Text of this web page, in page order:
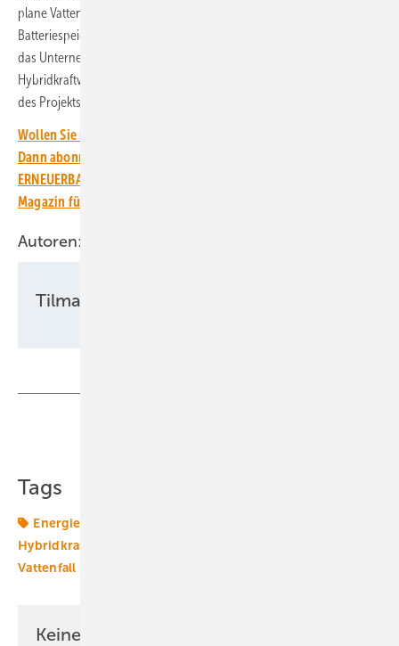
plane Vattenfall „insbesondere, Solarparks um zusätzliche
Batteriespeicher zu ergänzen“. Inwiefern beziehungsweise wie häufig
das Unternehmen nun weitere Wind- und Solarenergie-
Hybridkraftwerke bauen wolle, benannte Vattenfall in der Vorstellung
des Projekts nicht.
Wollen Sie über die Energiewende auf dem Laufenden bleiben?
Dann abonnieren Sie einfach den kostenlosen Newsletter von
ERNEUERBARE ENERGIEN – dem größten verbandsunabhängigen
Magazin für erneuerbare Energien in Deutschland!
Autoren:
Tilman Weber
Tags
Energiemarkt
Hybridkraftwerk
Vattenfall
Keine Zeit? Kein Problem mit dem ERE